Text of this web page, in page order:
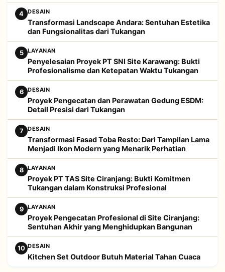
4 DESAIN
Transformasi Landscape Andara: Sentuhan Estetika
dan Fungsionalitas dari Tukangan
5 LAYANAN
Penyelesaian Proyek PT SNI Site Karawang: Bukti
Profesionalisme dan Ketepatan Waktu Tukangan
6 DESAIN
Proyek Pengecatan dan Perawatan Gedung ESDM:
Detail Presisi dari Tukangan
7 DESAIN
Transformasi Fasad Toba Resto: Dari Tampilan Lama
Menjadi Ikon Modern yang Menarik Perhatian
8 LAYANAN
Proyek PT TAS Site Ciranjang: Bukti Komitmen
Tukangan dalam Konstruksi Profesional
9 LAYANAN
Proyek Pengecatan Profesional di Site Ciranjang:
Sentuhan Akhir yang Menghidupkan Bangunan
10 DESAIN
Kitchen Set Outdoor Butuh Material Tahan Cuaca